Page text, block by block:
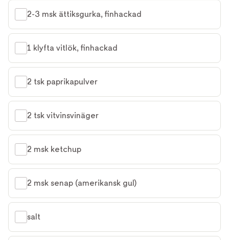
2-3 msk ättiksgurka, finhackad
1 klyfta vitlök, finhackad
2 tsk paprikapulver
2 tsk vitvinsvinäger
2 msk ketchup
2 msk senap (amerikansk gul)
salt